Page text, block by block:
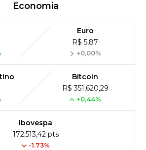
Economia
Euro
R$ 5,87
+0,00%
Bitcoin
R$ 351,620,29
+0,44%
Ibovespa
172,513,42 pts
-1.73%